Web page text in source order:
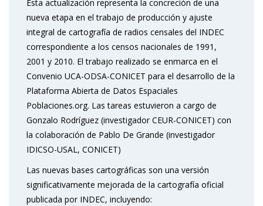
Esta actualización representa la concreción de una
nueva etapa en el trabajo de producción y ajuste
integral de cartografía de radios censales del INDEC
correspondiente a los censos nacionales de 1991,
2001 y 2010. El trabajo realizado se enmarca en el
Convenio UCA-ODSA-CONICET para el desarrollo de la
Plataforma Abierta de Datos Espaciales
Poblaciones.org. Las tareas estuvieron a cargo de
Gonzalo Rodríguez (investigador CEUR-CONICET) con
la colaboración de Pablo De Grande (investigador
IDICSO-USAL, CONICET)
Las nuevas bases cartográficas son una versión
significativamente mejorada de la cartografía oficial
publicada por INDEC, incluyendo: